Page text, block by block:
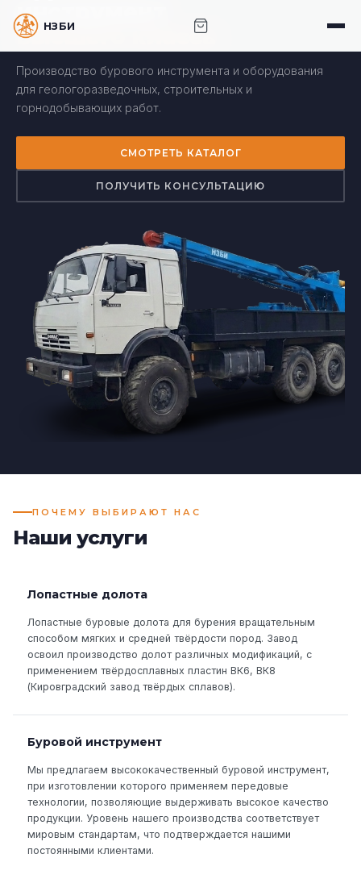
инструмент
высшего класса
Производство бурового инструмента и оборудования
для геологоразведочных, строительных и
горнодобывающих работ.
СМОТРЕТЬ КАТАЛОГ
ПОЛУЧИТЬ КОНСУЛЬТАЦИЮ
ПОЧЕМУ ВЫБИРАЮТ НАС
Наши услуги
Лопастные долота
Лопастные буровые долота для бурения вращательным
способом мягких и средней твёрдости пород. Завод
освоил производство долот различных модификаций, с
применением твёрдосплавных пластин ВК6, ВК8
(Кировградский завод твёрдых сплавов).
Буровой инструмент
Мы предлагаем высококачественный буровой инструмент,
при изготовлении которого применяем передовые
технологии, позволяющие выдерживать высокое качество
продукции. Уровень нашего производства соответствует
мировым стандартам, что подтверждается нашими
постоянными клиентами.